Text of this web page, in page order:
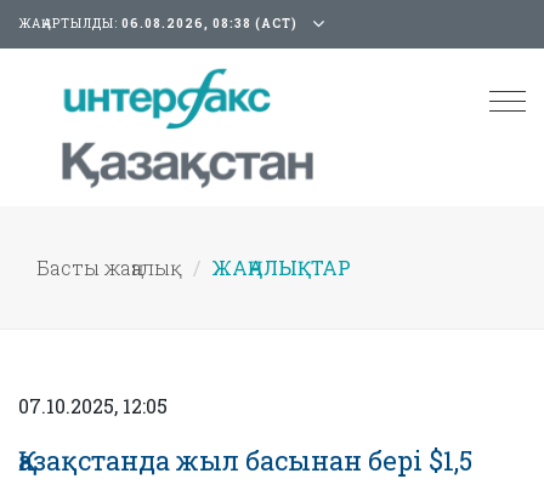
ЖАҢАРТЫЛДЫ: 06.08.2026, 08:38 (АСТ)
Басты жаңалық ЖАҢАЛЫҚТАР
07.10.2025, 12:05
Қазақстанда жыл басынан бері $1,5